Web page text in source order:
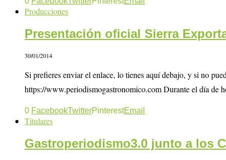
Producciones
Presentación oficial Sierra
30/01/2014
Si prefieres enviar el enlace, lo tienes aquí debajo, y si no
https://www.periodismogastronomico.com Durante el día de
0 FacebookTwitterPinterestEmail
Titulares
Gastroperiodismo3.0 junto a los